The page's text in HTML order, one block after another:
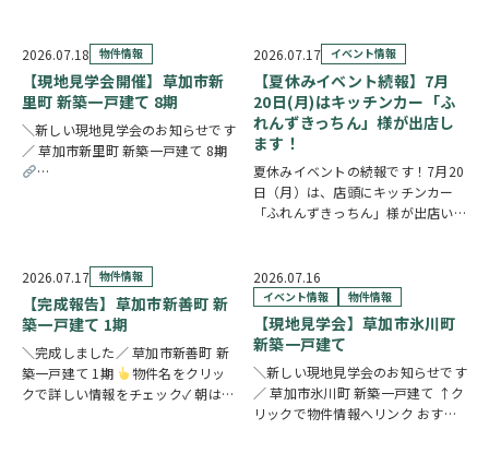
同とても嬉しく思っております。
販売期間中はたくさんのお問い合わ
せやご内覧をいた…
2026.07.18 物件情報
【現地見学会開催】草加市新
里町 新築一戸建て 8期
＼新しい現地見学会のお知らせです
／ 草加市新里町 新築一戸建て 8期
https://www.century21soka.com/st/
2026.07.17 イベント情報
【夏休みイベント続報】7月
20日(月)はキッチンカー「ふ
れんずきっちん」様が出店し
ます！
夏休みイベントの続報です！7月20
日（月）は、店頭にキッチンカー
「ふれんずきっちん」様が出店いた
をご用意しておりますので、ご家族
皆さまでぜひお立ち寄りください。
【販売メニュー…
2026.07.17 物件情報
【完成報告】草加市新善町 新
築一戸建て 1期
＼完成しました／ 草加市新善町 新
築一戸建て 1期
物件名をクリッ
クで詳しい情報をチェック✓ 朝は南
2026.07.16
イベント情報 物件情報
【現地見学会】草加市氷川町
新築一戸建て
＼新しい現地見学会のお知らせです
／ 草加市氷川町 新築一戸建て ↑ク
リックで物件情報へリンク おすす